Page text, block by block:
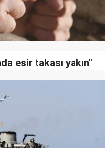
esir takası yakın"